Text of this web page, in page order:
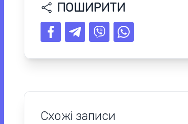
ПОШИРИТИ
Схожі записи